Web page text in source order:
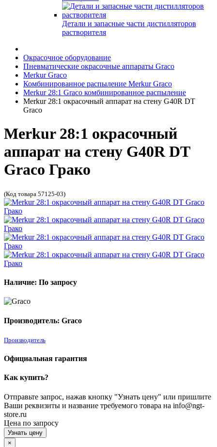
Детали и запасные части дистилляторов
растворителя
Окрасочное оборудование
Пневматические окрасочные аппараты Graco
Merkur Graco
Комбинированное распыление Merkur Graco
Merkur 28:1 Graco комбинированное распыление
Merkur 28:1 окрасочный аппарат на стену G40R DT
Graco
Merkur 28:1 окрасочный
аппарат на стену G40R DT
Graco Грако
(Код товара 57125-03)
Наличие: По запросу
Производитель: Graco
Производитель
Официальная гарантия
Как купить?
Отправьте запрос, нажав кнопку "Узнать цену" или пришлите
Ваши реквизиты и название требуемого товара на info@ngt-
store.ru
Цена по запросу
Узнать цену
×